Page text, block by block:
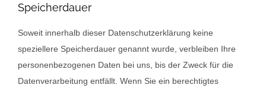
Speicherdauer
Soweit innerhalb dieser Datenschutzerklärung keine
speziellere Speicherdauer genannt wurde, verbleiben Ihre
personenbezogenen Daten bei uns, bis der Zweck für die
Datenverarbeitung entfällt. Wenn Sie ein berechtigtes